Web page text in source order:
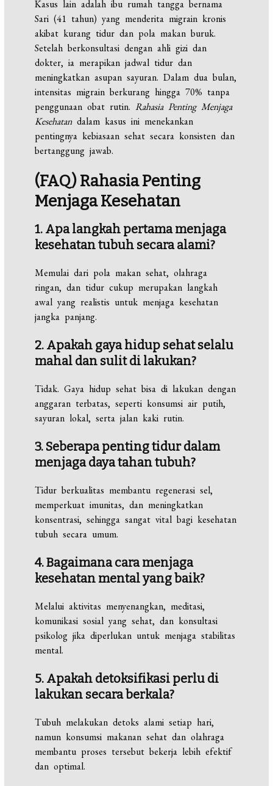
Kasus lain adalah ibu rumah tangga bernama
Sari (41 tahun) yang menderita migrain kronis
akibat kurang tidur dan pola makan buruk.
Setelah berkonsultasi dengan ahli gizi dan
dokter, ia merapikan jadwal tidur dan
meningkatkan asupan sayuran. Dalam dua bulan,
intensitas migrain berkurang hingga 70% tanpa
penggunaan obat rutin.Rahasia Penting Menjaga
Kesehatandalam kasus ini menekankan
pentingnya kebiasaan sehat secara konsisten dan
bertanggung jawab.
(FAQ) Rahasia Penting
Menjaga Kesehatan
1. Apa langkah pertama menjaga
kesehatan tubuh secara alami?
Memulai dari pola makan sehat, olahraga
ringan, dan tidur cukup merupakan langkah
awal yang realistis untuk menjaga kesehatan
jangka panjang.
2. Apakah gaya hidup sehat selalu
mahal dan sulit di lakukan?
Tidak. Gaya hidup sehat bisa di lakukan dengan
anggaran terbatas, seperti konsumsi air putih,
sayuran lokal, serta jalan kaki rutin.
3. Seberapa penting tidur dalam
menjaga daya tahan tubuh?
Tidur berkualitas membantu regenerasi sel,
memperkuat imunitas, dan meningkatkan
konsentrasi, sehingga sangat vital bagi kesehatan
tubuh secara umum.
4. Bagaimana cara menjaga
kesehatan mental yang baik?
Melalui aktivitas menyenangkan, meditasi,
komunikasi sosial yang sehat, dan konsultasi
psikolog jika diperlukan untuk menjaga stabilitas
mental.
5. Apakah detoksifikasi perlu di
lakukan secara berkala?
Tubuh melakukan detoks alami setiap hari,
namun konsumsi makanan sehat dan olahraga
membantu proses tersebut bekerja lebih efektif
dan optimal.